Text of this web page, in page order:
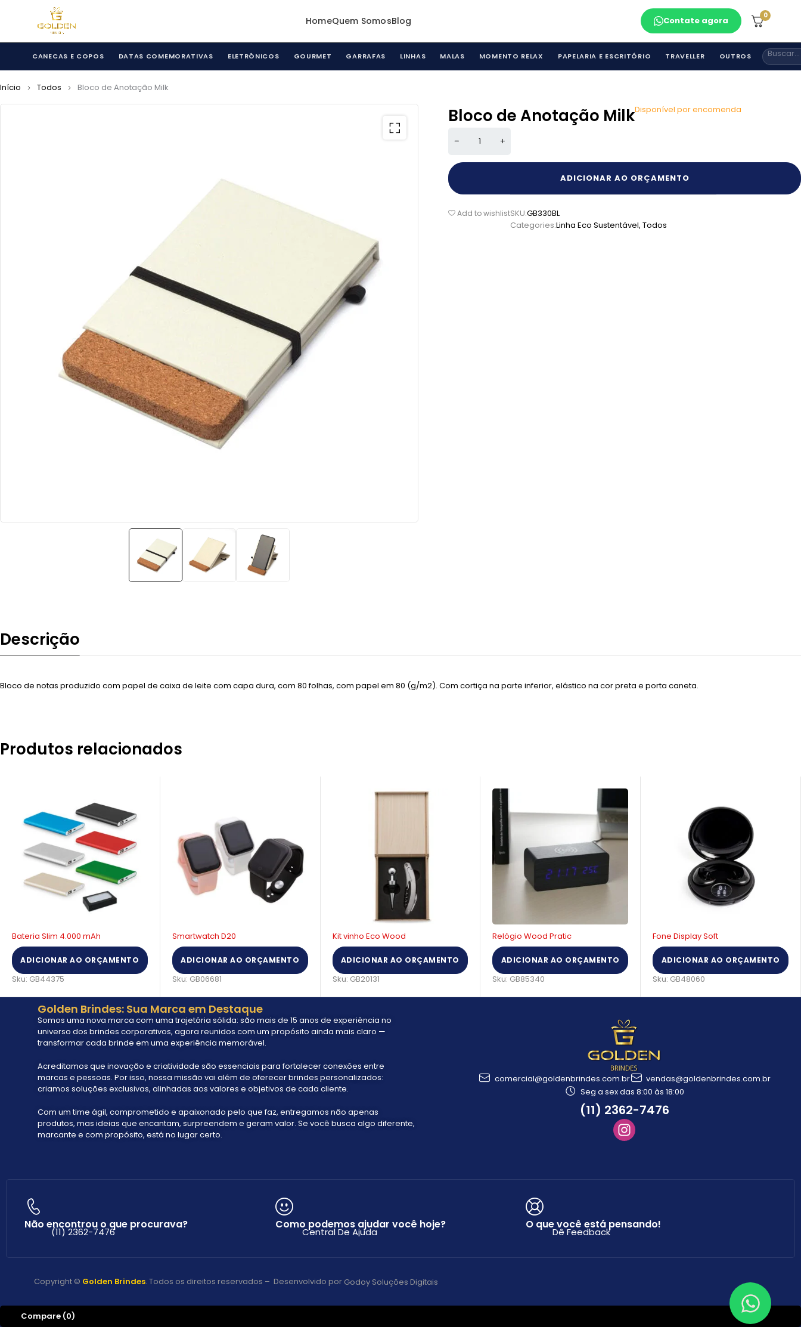
HomeQuem SomosBlog Contate agora 0
CANECAS E COPOS DATAS COMEMORATIVAS ELETRÔNICOS GOURMET GARRAFAS LINHAS MALAS MOMENTO RELAX PAPELARIA E ESCRITÓRIO TRAVELLER OUTROS
Início Todos Bloco de Anotação Milk
Bloco de Anotação MilkDisponível por encomenda
ADICIONAR AO ORÇAMENTO
Add to wishlistSKU:GB330BL
Categories:Linha Eco Sustentável, Todos
Descrição
Bloco de notas produzido com papel de caixa de leite com capa dura, com 80 folhas, com papel em 80 (g/m2). Com cortiça na parte inferior, elástico na cor preta e porta caneta.
Produtos relacionados
Smartwatch D20
ADICIONAR AO ORÇAMENTO
Sku: GB06681
Kit vinho Eco Wood
ADICIONAR AO ORÇAMENTO
Sku: GB20131
Relógio Wood Pratic
ADICIONAR AO ORÇAMENTO
Sku: GB85340
Fone Display Soft
ADICIONAR AO ORÇAMENTO
Sku: GB48060
Caixa de Som Dinamica
ADICIONAR AO ORÇAMENTO
Sku: GB30080
Golden Brindes: Sua Marca em Destaque
Somos uma nova marca com uma trajetória sólida: são mais de 15 anos de experiência no
universo dos brindes corporativos, agora reunidos com um propósito ainda mais claro —
transformar cada brinde em uma experiência memorável.
Acreditamos que inovação e criatividade são essenciais para fortalecer conexões entre
marcas e pessoas. Por isso, nossa missão vai além de oferecer brindes personalizados:
criamos soluções exclusivas, alinhadas aos valores e objetivos de cada cliente.
Com um time ágil, comprometido e apaixonado pelo que faz, entregamos não apenas
produtos, mas ideias que encantam, surpreendem e geram valor. Se você busca algo diferente,
marcante e com propósito, está no lugar certo.
comercial@goldenbrindes.com.br
vendas@goldenbrindes.com.br
Seg a sex das 8:00 às 18:00
(11) 2362-7476
Não encontrou o que procurava?
(11) 2362-7476
Como podemos ajudar você hoje?
Central De Ajuda
O que você está pensando!
Dê Feedback
Copyright © Golden Brindes. Todos os direitos reservados – Desenvolvido por Godoy Soluções Digitais
Compare (0)